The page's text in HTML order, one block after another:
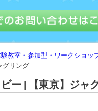
教室・参加型・ワークショッ
グリング
ー | 【東京】ジャ